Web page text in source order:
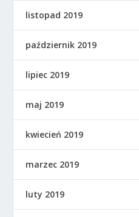
listopad 2019
październik 2019
lipiec 2019
maj 2019
kwiecień 2019
marzec 2019
luty 2019